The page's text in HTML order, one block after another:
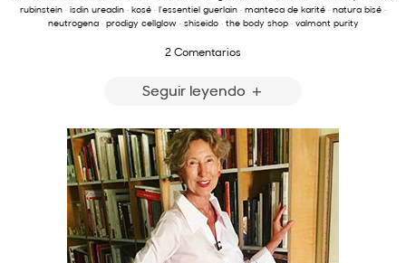
rubinstein · isdin ureadin · kosé · l'essentiel guerlain · manteca de karité · natura bisé ·
neutrogena· prodigy cellglow· shiseido· the body shop· valmont purity
2 Comentarios
Seguir leyendo